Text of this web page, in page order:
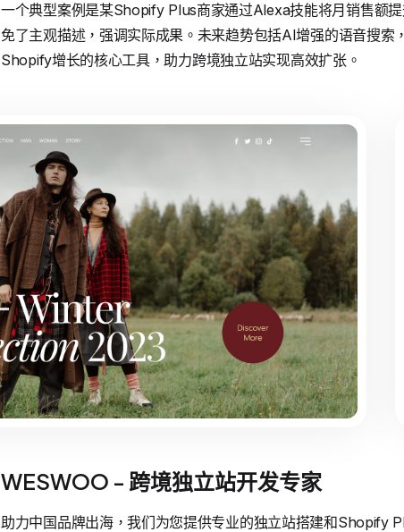
一个典型案例是某Shopify Plus商家通过Alexa技能将月销售额
免了主观描述，强调实际成果。未来趋势包括AI增强的语音搜
Shopify增长的核心工具，助力跨境独立站实现高效扩张。
WESWOO - 跨境独立站开发专家
助力中国品牌出海，我们为您提供专业的独立站搭建和Shopify